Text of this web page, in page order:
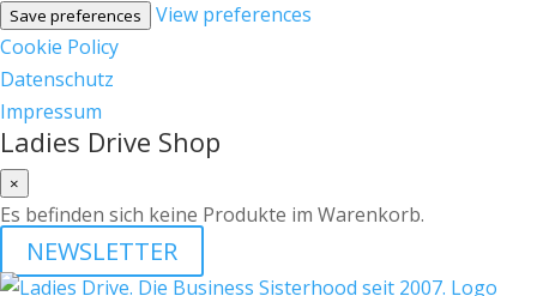
Save preferences
View preferences
Cookie Policy
Datenschutz
Impressum
Ladies Drive Shop
×
Es befinden sich keine Produkte im Warenkorb.
NEWSLETTER